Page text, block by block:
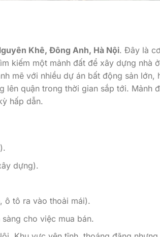
Khê, Đông Anh, Hà Nội. Đây là
kiếm một mảnh đất để xây dựng nhà
mẽ với nhiều dự án bất động sản lớn,
quận trong thời gian sắp tới. Mảnh
hấp dẫn.
dựng).
ô tô ra vào thoải mái).
cho việc mua bán.